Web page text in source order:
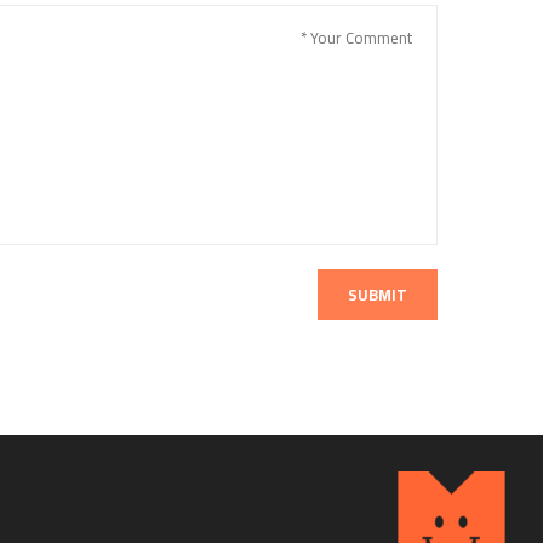
SUBMIT